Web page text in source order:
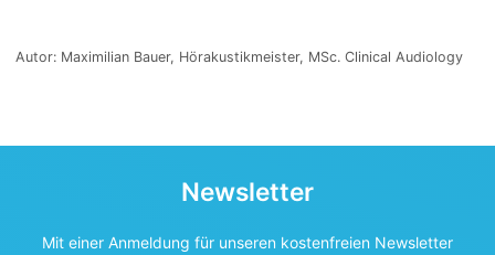
Autor: Maximilian Bauer, Hörakustikmeister, MSc. Clinical Audiology
Newsletter
Mit einer Anmeldung für unseren kostenfreien Newsletter